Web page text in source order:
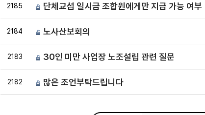
2185 단체교섭 일시금 조합원에게만 지급 가능 여부
2184 노사산보회의
2183 30인 미만 사업장 노조설립 관련 질문
2182 많은 조언부탁드립니다